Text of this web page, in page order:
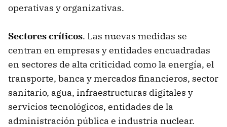
operativas y organizativas.
Sectores críticos. Las nuevas medidas se
centran en empresas y entidades encuadradas
en sectores de alta criticidad como la energía, el
transporte, banca y mercados financieros, sector
sanitario, agua, infraestructuras digitales y
servicios tecnológicos, entidades de la
administración pública e industria nuclear.